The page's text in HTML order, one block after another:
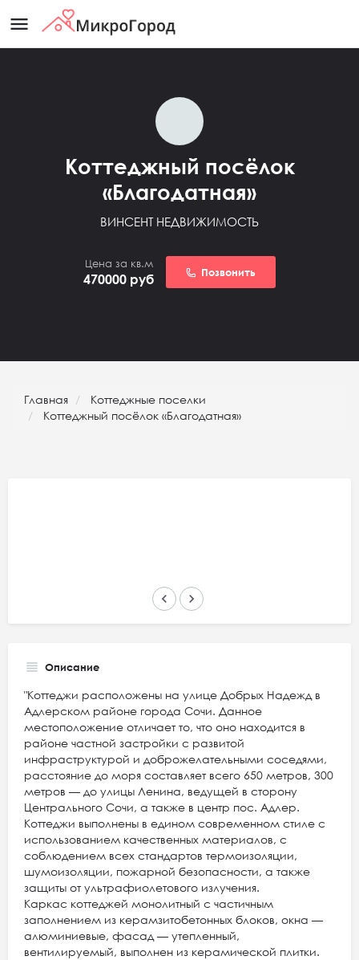
menu
Коттеджный посёлок
«Благодатная»
ВИНСЕНТ НЕДВИЖИМОСТЬ
Цена за кв.м
470000 руб Позвонить
Главная
Коттеджные поселки
Коттеджный посёлок «Благодатная»
keyboard_arrow_left keyboard_arrow_right
Описание
"Коттеджи расположены на улице Добрых Надежд в
Адлерском районе города Сочи. Данное
местоположение отличает то, что оно находится в
районе частной застройки с развитой
инфраструктурой и доброжелательными соседями,
расстояние до моря составляет всего 650 метров, 300
метров — до улицы Ленина, ведущей в сторону
Центрального Сочи, а также в центр пос. Адлер.
Коттеджи выполнены в едином современном стиле с
использованием качественных материалов, с
соблюдением всех стандартов термоизоляции,
шумоизоляции, пожарной безопасности, а также
защиты от ультрафиолетового излучения.
Каркас коттеджей монолитный с частичным
заполнением из керамзитобетонных блоков, окна —
алюминиевые, фасад — утепленный,
вентилируемый, выполнен из керамической плитки.